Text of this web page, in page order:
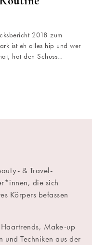
2018 zum
ist eh alles hip und wer
hat den Schuss…
& Travel-
die sich
Körpers befassen
Make-up
und Techniken aus der